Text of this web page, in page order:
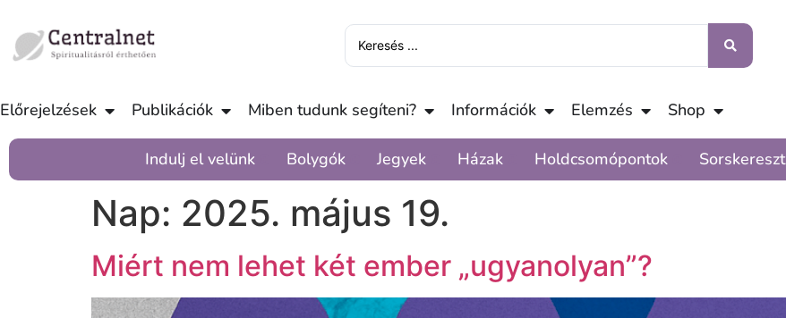
Előrejelzések Publikációk Miben tudunk segíteni? Információk Elemzés Shop
Indulj el velünk Bolygók Jegyek Házak Holdcsomópontok Sorskereszt
Nap: 2025. május 19.
Miért nem lehet két ember „ugyanolyan”?